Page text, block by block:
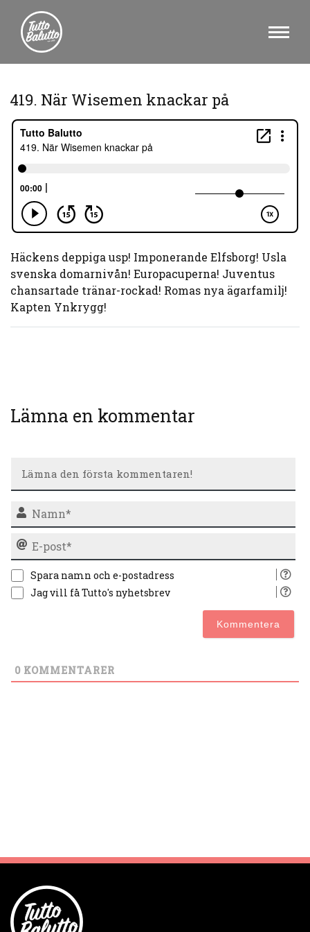
419. När Wisemen knackar på
Häckens deppiga usp! Imponerande Elfsborg! Usla
svenska domarnivån! Europacuperna! Juventus
chansartade tränar-rockad! Romas nya ägarfamilj!
Kapten Ynkrygg!
Lämna en kommentar
Spara namn och e-postadress
Jag vill få Tutto's nyhetsbrev
0 KOMMENTARER